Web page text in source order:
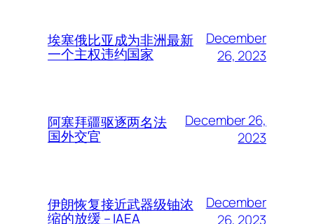
埃塞俄比亚成为非洲最新
一个主权违约国家
December
26, 2023
阿塞拜疆驱逐两名法
国外交官
December 26,
2023
伊朗恢复接近武器级铀浓
缩的放缓 – IAEA
December
26, 2023